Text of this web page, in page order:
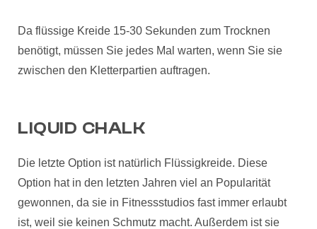
Da flüssige Kreide 15-30 Sekunden zum Trocknen
benötigt, müssen Sie jedes Mal warten, wenn Sie sie
zwischen den Kletterpartien auftragen.
LIQUID CHALK
Die letzte Option ist natürlich Flüssigkreide. Diese
Option hat in den letzten Jahren viel an Popularität
gewonnen, da sie in Fitnessstudios fast immer erlaubt
ist, weil sie keinen Schmutz macht. Außerdem ist sie